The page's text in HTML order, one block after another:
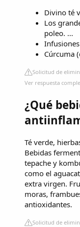
Divino té
Los
poleo. ...
Cúrcuma
Solicitud de
Ver respuesta
¿Qué
Té verde,
Bebidas
tepache y
como el
extra virgen.
moras,
antioxidantes.
Solicitud de